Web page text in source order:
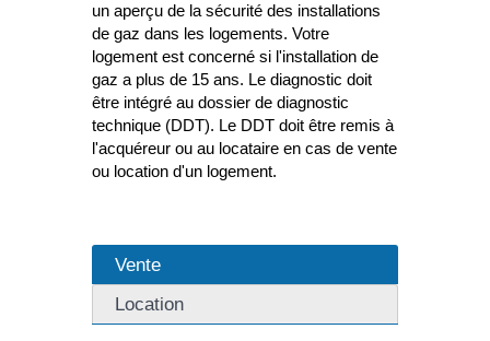
un aperçu de la sécurité des installations
de gaz dans les logements. Votre
logement est concerné si l'installation de
gaz a plus de 15 ans. Le diagnostic doit
être intégré au dossier de diagnostic
technique (DDT). Le DDT doit être remis à
l'acquéreur ou au locataire en cas de vente
ou location d'un logement.
Vente
Location